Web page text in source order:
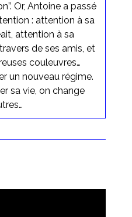
Or, Antoine a passé
: attention à sa
attention à sa
de ses amis, et
couleuvres…
un nouveau régime.
sa vie, on change